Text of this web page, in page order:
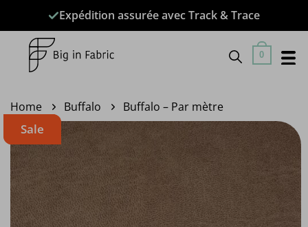
contenu
Expédition assurée avec Track & Trace
0
Home Buffalo Buffalo – Par mètre
Sale